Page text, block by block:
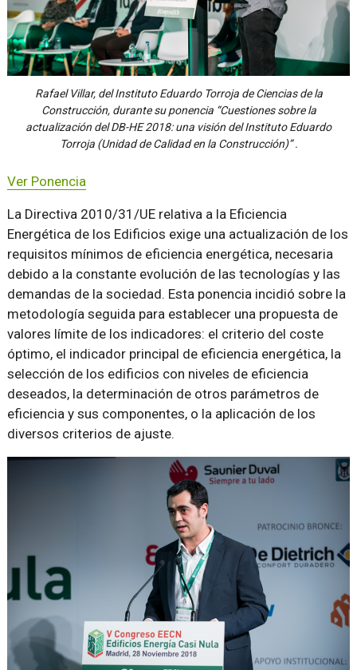
Rafael Villar, del Instituto Eduardo Torroja de Ciencias de la
Construcción, durante su ponencia “Cuestiones sobre la
actualización del DB-HE 2018: una visión del Instituto Eduardo
Torroja (Unidad de Calidad en la Construcción)” .
Ver Ponencia
La Directiva 2010/31/UE relativa a la Eficiencia
Energética de los Edificios exige una actualización de los
requisitos mínimos de eficiencia energética, necesaria
debido a la constante evolución de las tecnologías y las
demandas de la sociedad. Esta ponencia incidió sobre la
metodología seguida para establecer una propuesta de
valores límite de los indicadores: el criterio del coste
óptimo, el indicador principal de eficiencia energética, la
selección de los edificios con niveles de eficiencia
deseados, la determinación de otros parámetros de
eficiencia y sus componentes, o la aplicación de los
diversos criterios de ajuste.